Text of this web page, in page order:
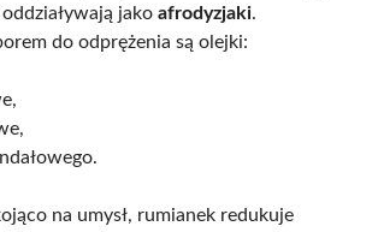
oddziaływają jako afrodyzjaki.
do odprężenia są olejki:
na umysł, rumianek redukuje